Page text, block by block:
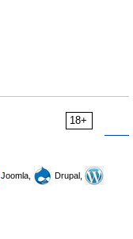
18+
Joomla,
Drupal,